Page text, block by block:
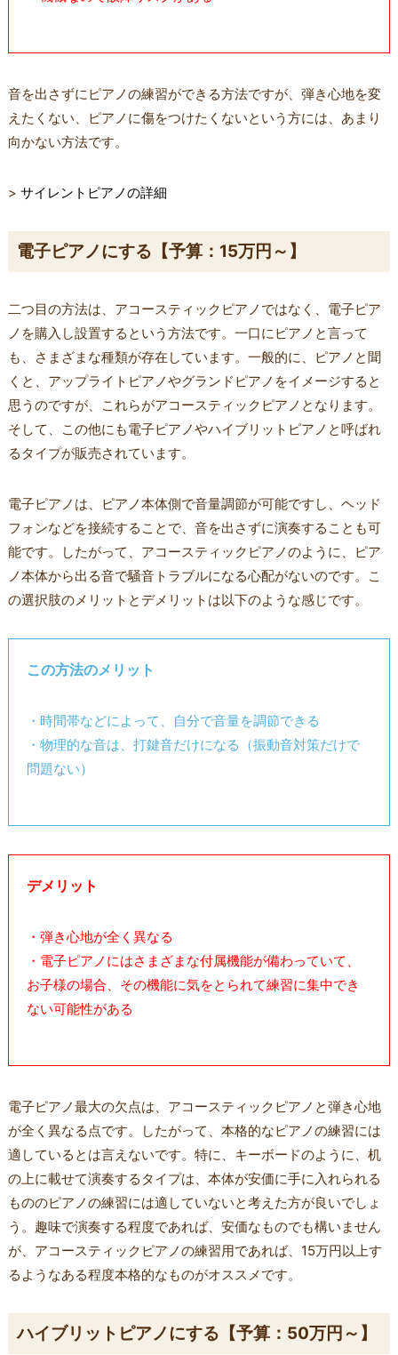
音を出さずにピアノの練習ができる方法ですが、弾き心地を変
えたくない、ピアノに傷をつけたくないという方には、あまり
向かない方法です。
> サイレントピアノの詳細
電子ピアノにする【予算：15万円～】
二つ目の方法は、アコースティックピアノではなく、電子ピア
ノを購入し設置するという方法です。一口にピアノと言って
も、さまざまな種類が存在しています。一般的に、ピアノと聞
くと、アップライトピアノやグランドピアノをイメージすると
思うのですが、これらがアコースティックピアノとなります。
そして、この他にも電子ピアノやハイブリットピアノと呼ばれ
るタイプが販売されています。
電子ピアノは、ピアノ本体側で音量調節が可能ですし、ヘッド
フォンなどを接続することで、音を出さずに演奏することも可
能です。したがって、アコースティックピアノのように、ピア
ノ本体から出る音で騒音トラブルになる心配がないのです。こ
の選択肢のメリットとデメリットは以下のような感じです。
この方法のメリット
・時間帯などによって、自分で音量を調節できる
・物理的な音は、打鍵音だけになる（振動音対策だけで
問題ない）
デメリット
・弾き心地が全く異なる
・電子ピアノにはさまざまな付属機能が備わっていて、
お子様の場合、その機能に気をとられて練習に集中でき
ない可能性がある
電子ピアノ最大の欠点は、アコースティックピアノと弾き心地
が全く異なる点です。したがって、本格的なピアノの練習には
適しているとは言えないです。特に、キーボードのように、机
の上に載せて演奏するタイプは、本体が安価に手に入れられる
もののピアノの練習には適していないと考えた方が良いでしょ
う。趣味で演奏する程度であれば、安価なものでも構いません
が、アコースティックピアノの練習用であれば、15万円以上す
るようなある程度本格的なものがオススメです。
ハイブリットピアノにする【予算：50万円～】